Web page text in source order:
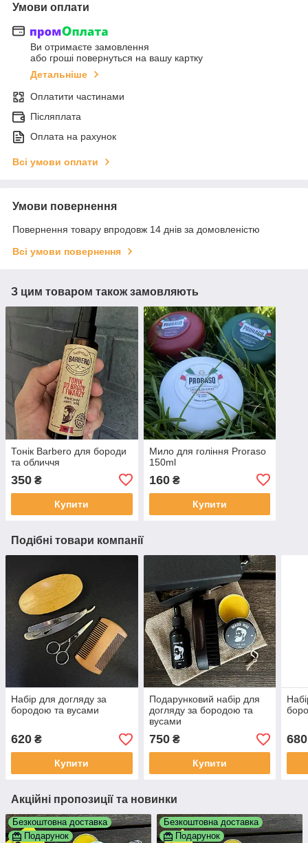
Умови оплати
Ви отримаєте замовлення
або гроші повернуться на вашу картку
Детальніше
Оплатити частинами
Післяплата
Оплата на рахунок
Всі умови оплати
Умови повернення
Повернення товару впродовж 14 днів за домовленістю
Всі умови повернення
З цим товаром також замовляють
Тонік Barbero для бороди
та обличчя
350 ₴
Купити
Мило для гоління Proraso
150ml
160₴
Купити
Подібні товари компанії
Набір для догляду за
бородою та вусами
620 ₴
Купити
Подарунковий набір для
догляду за бородою та
вусами
750₴
Купити
680
Акційні пропозиції та новинки
Безкоштовна доставка
Подарунок
Безкоштовна доставка
Подарунок